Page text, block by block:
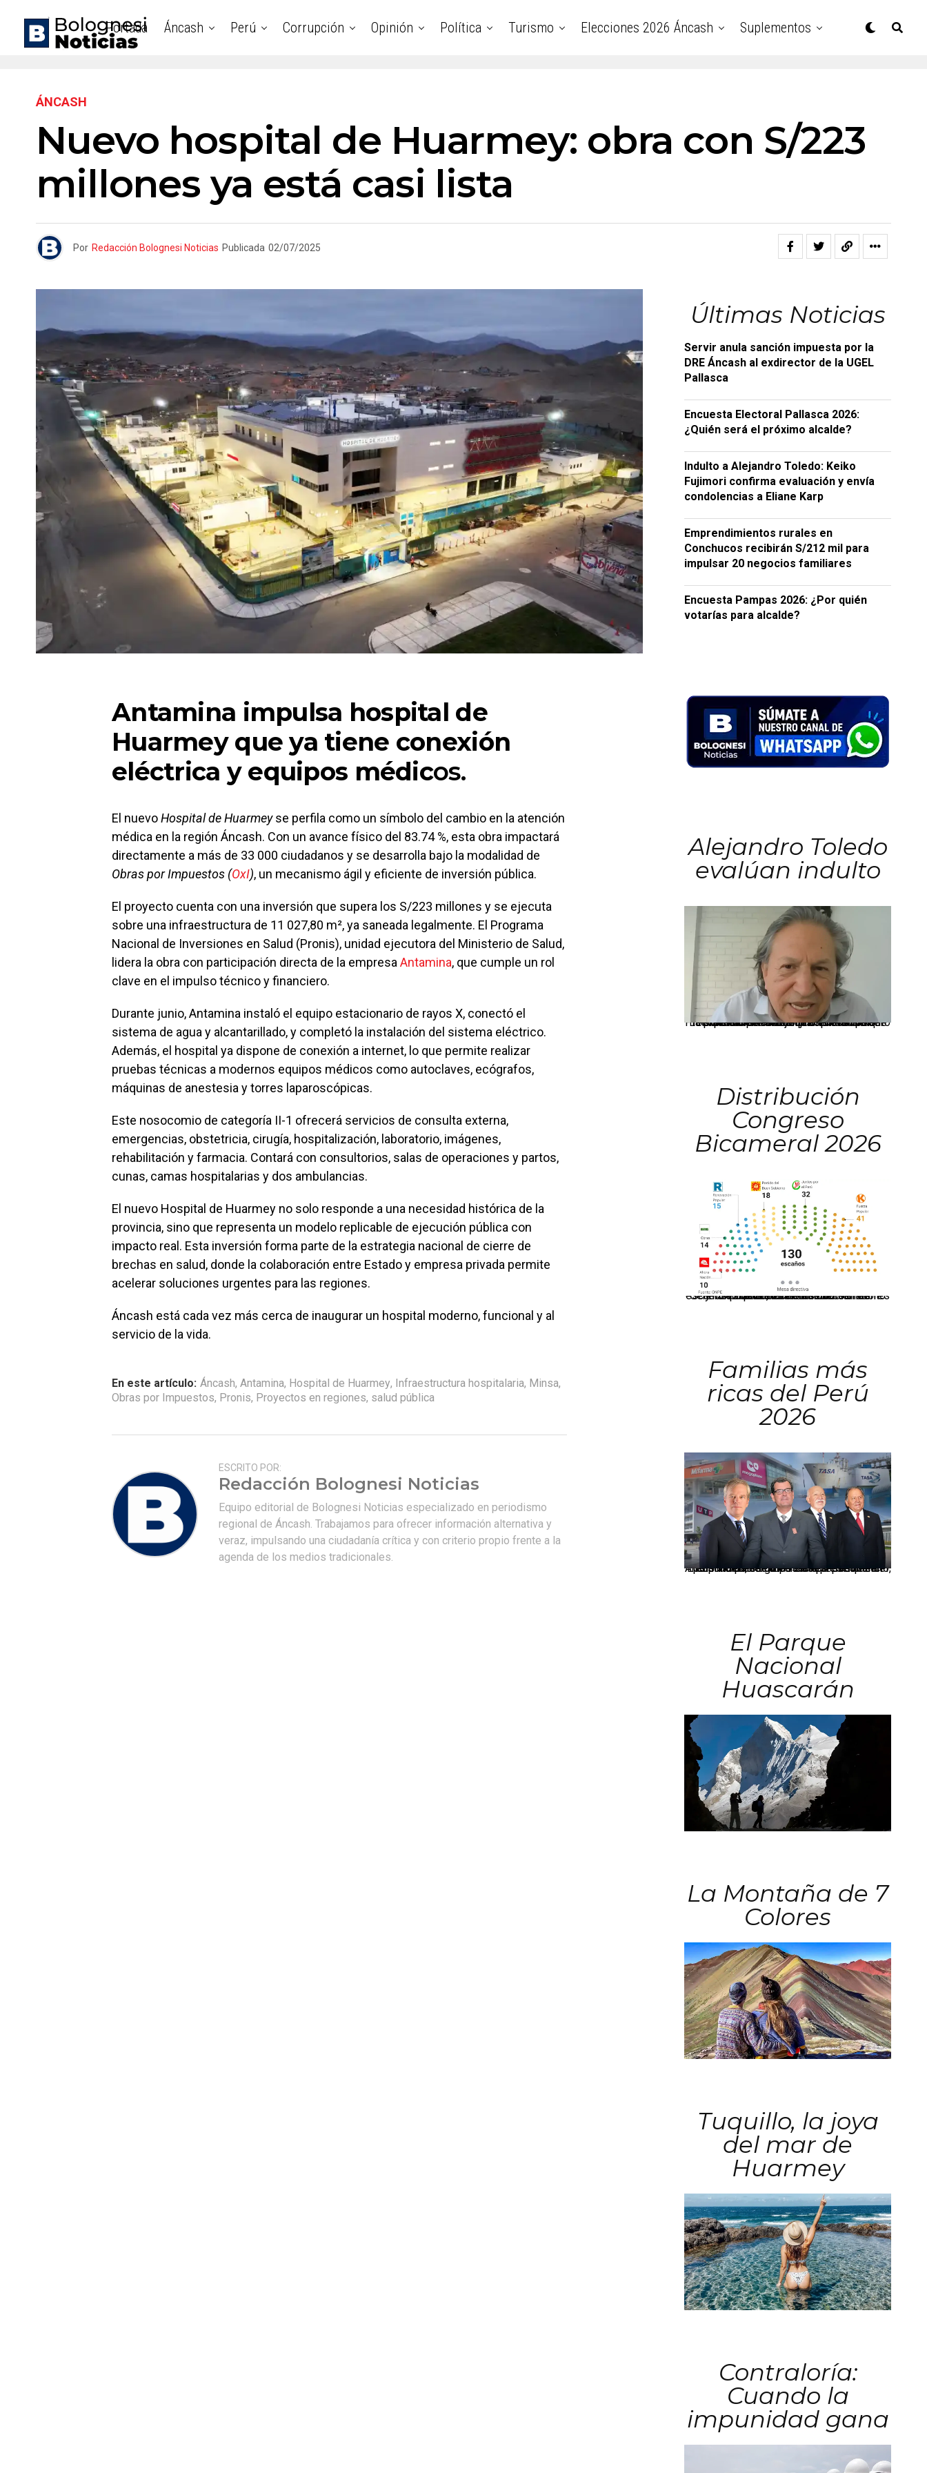
Portada Áncash Perú Corrupción Opinión Política Turismo Elecciones 2026 Áncash Suplementos
ÁNCASH
Nuevo hospital de Huarmey: obra con S/223
millones ya está casi lista
Por Redacción Bolognesi Noticias Publicada 02/07/2025
Antamina impulsa hospital de
Huarmey que ya tiene conexión
eléctrica y equipos médicos.
El nuevoHospital de Huarmeyse perfila como un símbolo del cambio en la atención
médica en la región Áncash. Con un avance físico del 83.74 %, esta obra impactará
directamente a más de 33 000 ciudadanos y se desarrolla bajo la modalidad de
Obras por Impuestos (OxI), un mecanismo ágil y eficiente de inversión pública.
El proyecto cuenta con una inversión que supera los S/223 millones y se ejecuta
sobre una infraestructura de 11 027,80 m², ya saneada legalmente. El Programa
Nacional de Inversiones en Salud (Pronis), unidad ejecutora del Ministerio de Salud,
lidera la obra con participación directa de la empresa Antamina, que cumple un rol
clave en el impulso técnico y financiero.
Durante junio, Antamina instaló el equipo estacionario de rayos X, conectó el
sistema de agua y alcantarillado, y completó la instalación del sistema eléctrico.
Además, el hospital ya dispone de conexión a internet, lo que permite realizar
pruebas técnicas a modernos equipos médicos como autoclaves, ecógrafos,
máquinas de anestesia y torres laparoscópicas.
Este nosocomio de categoría II-1 ofrecerá servicios de consulta externa,
emergencias, obstetricia, cirugía, hospitalización, laboratorio, imágenes,
rehabilitación y farmacia. Contará con consultorios, salas de operaciones y partos,
cunas, camas hospitalarias y dos ambulancias.
El nuevo Hospital de Huarmey no solo responde a una necesidad histórica de la
provincia, sino que representa un modelo replicable de ejecución pública con
impacto real. Esta inversión forma parte de la estrategia nacional de cierre de
brechas en salud, donde la colaboración entre Estado y empresa privada permite
acelerar soluciones urgentes para las regiones.
Áncash está cada vez más cerca de inaugurar un hospital moderno, funcional y al
servicio de la vida.
En este artículo: Áncash, Antamina, Hospital de Huarmey, Infraestructura hospitalaria, Minsa,
Obras por Impuestos, Pronis, Proyectos en regiones, salud pública
ESCRITO POR:
Redacción Bolognesi Noticias
Equipo editorial de Bolognesi Noticias especializado en periodismo
regional de Áncash. Trabajamos para ofrecer información alternativa y
veraz, impulsando una ciudadanía crítica y con criterio propio frente a la
agenda de los medios tradicionales.
Últimas Noticias
Servir anula sanción impuesta por la
DRE Áncash al exdirector de la UGEL
Pallasca
Encuesta Electoral Pallasca 2026:
¿Quién será el próximo alcalde?
Indulto a Alejandro Toledo: Keiko
Fujimori confirma evaluación y envía
condolencias a Eliane Karp
Emprendimientos rurales en
Conchucos recibirán S/212 mil para
impulsar 20 negocios familiares
Encuesta Pampas 2026: ¿Por quién
votarías para alcalde?
Alejandro Toledo
evalúan indulto
La presidenta Keiko Fujimori informó que la solicitud de indulto presentada por el expresidente Alejandro Toledo será evaluada por la Comisión de Gracias Presidenciales conforme al procedimiento establecido.
Distribución
Congreso
Bicameral 2026
El JNE oficializó la distribución de escaños para la elección de 60 senadores y 130 diputados en las Elecciones Generales 2026, tras el restablecimiento de la Bicameralidad.
Familias más
ricas del Perú
2026
Los principales grupos empresariales del país mantienen una fuerte presencia en Áncash mediante inversiones en comercio, educación, salud e industria pesquera.
El Parque
Nacional
Huascarán
La Montaña de 7
Colores
Tuquillo, la joya
del mar de
Huarmey
Contraloría:
Cuando la
impunidad gana